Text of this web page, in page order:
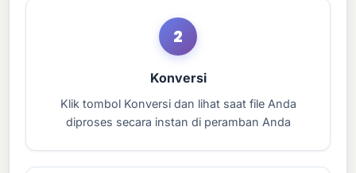
2
Konversi
Klik tombol Konversi dan lihat saat file Anda
diproses secara instan di peramban Anda